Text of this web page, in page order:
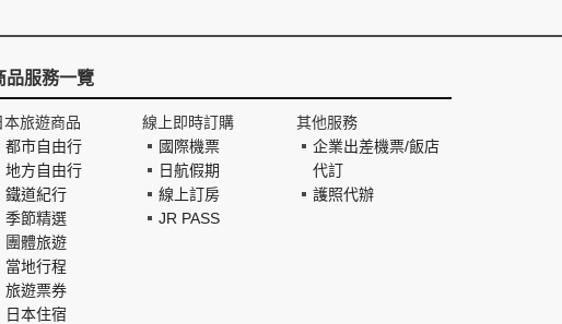
品服務一覽
本旅遊商品
都市自由行
地方自由行
鐵道紀行
季節精選
團體旅遊
當地行程
旅遊票券
日本住宿
線上即時訂購
國際機票
日航假期
線上訂房
JR PASS
其他服務
企業出差機票/飯店
代訂
護照代辦